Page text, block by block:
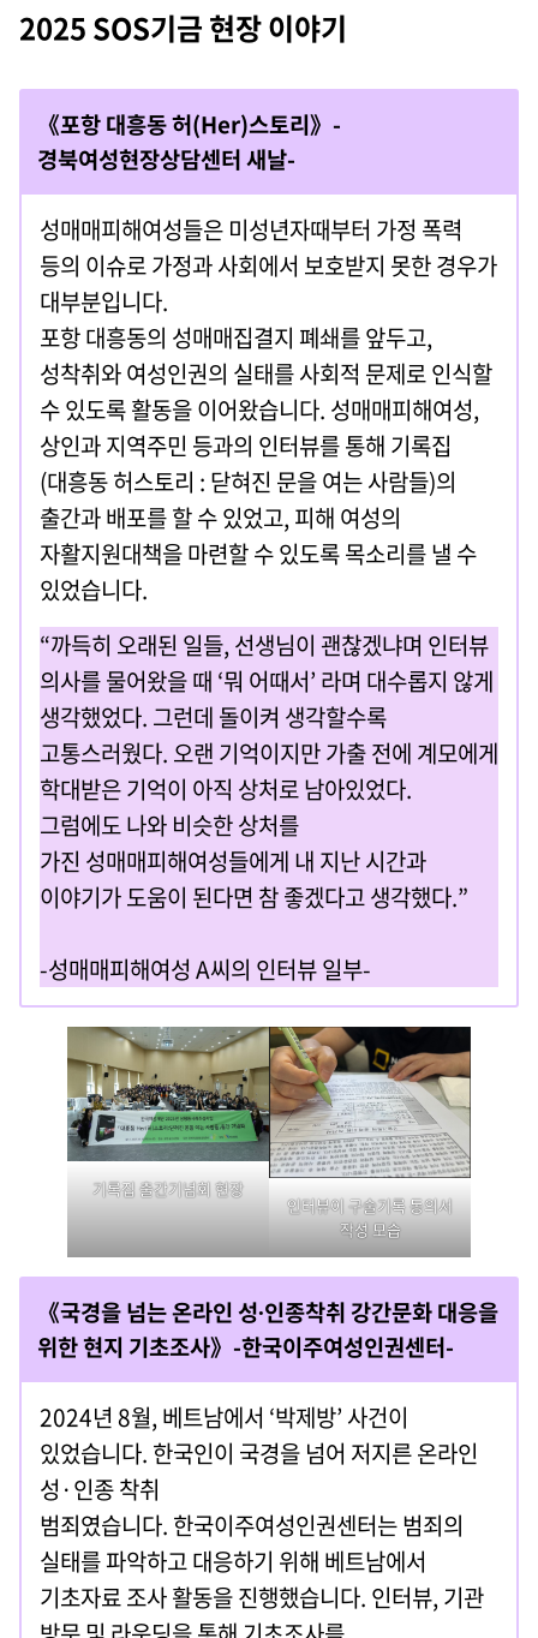
2025 SOS기금 현장 이야기
《포항 대흥동 허(Her)스토리》-
경북여성현장상담센터 새날-
성매매피해여성들은 미성년자때부터 가정 폭력
등의 이슈로 가정과 사회에서 보호받지 못한 경우가
대부분입니다.
포항 대흥동의 성매매집결지 폐쇄를 앞두고,
성착취와 여성인권의 실태를 사회적 문제로 인식할
수 있도록 활동을 이어왔습니다. 성매매피해여성,
상인과 지역주민 등과의 인터뷰를 통해 기록집
(대흥동 허스토리 : 닫혀진 문을 여는 사람들)의
출간과 배포를 할 수 있었고, 피해 여성의
자활지원대책을 마련할 수 있도록 목소리를 낼 수
있었습니다.
“까득히 오래된 일들, 선생님이 괜찮겠냐며 인터뷰
의사를 물어왔을 때 ‘뭐 어때서’ 라며 대수롭지 않게
생각했었다. 그런데 돌이켜 생각할수록
고통스러웠다. 오랜 기억이지만 가출 전에 계모에게
학대받은 기억이 아직 상처로 남아있었다.
그럼에도 나와 비슷한 상처를
가진 성매매피해여성들에게 내 지난 시간과
이야기가 도움이 된다면 참 좋겠다고 생각했다.”
-성매매피해여성 A씨의 인터뷰 일부-
기록집 출간기념회 현장
인터뷰이 구술기록 동의서
작성 모습
《국경을 넘는 온라인 성∙인종착취 강간문화 대응을
위한 현지 기초조사》-한국이주여성인권센터-
2024년 8월, 베트남에서 ‘박제방’ 사건이
있었습니다. 한국인이 국경을 넘어 저지른 온라인
성·인종 착취
범죄였습니다. 한국이주여성인권센터는 범죄의
실태를 파악하고 대응하기 위해 베트남에서
기초자료 조사 활동을 진행했습니다. 인터뷰, 기관